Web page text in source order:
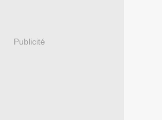
Publicité